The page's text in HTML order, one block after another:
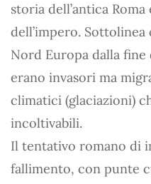
storia dell’antica
dell’impero.
Nord Europa dalla
erano invasori ma
climatici (glaciazioni)
incoltivabili.
Il tentativo romano di
fallimento, con punte